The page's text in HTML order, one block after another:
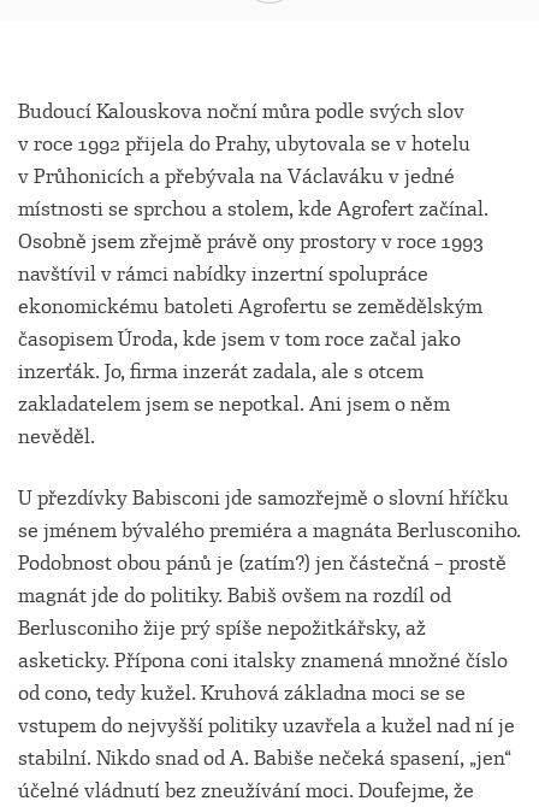
Budoucí Kalouskova noční můra podle svých slov
v roce 1992 přijela do Prahy, ubytovala se v hotelu
v Průhonicích a přebývala na Václaváku v jedné
místnosti se sprchou a stolem, kde Agrofert začínal.
Osobně jsem zřejmě právě ony prostory v roce 1993
navštívil v rámci nabídky inzertní spolupráce
ekonomickému batoleti Agrofertu se zemědělským
časopisem Úroda, kde jsem v tom roce začal jako
inzerťák. Jo, firma inzerát zadala, ale s otcem
zakladatelem jsem se nepotkal. Ani jsem o něm
nevěděl.
U přezdívky Babisconi jde samozřejmě o slovní hříčku
se jménem bývalého premiéra a magnáta Berlusconiho.
Podobnost obou pánů je (zatím?) jen částečná – prostě
magnát jde do politiky. Babiš ovšem na rozdíl od
Berlusconiho žije prý spíše nepožitkářsky, až
asketicky. Přípona coni italsky znamená množné číslo
od cono, tedy kužel. Kruhová základna moci se se
vstupem do nejvyšší politiky uzavřela a kužel nad ní je
stabilní. Nikdo snad od A. Babiše nečeká spasení, „jen“
účelné vládnutí bez zneužívání moci. Doufejme, že